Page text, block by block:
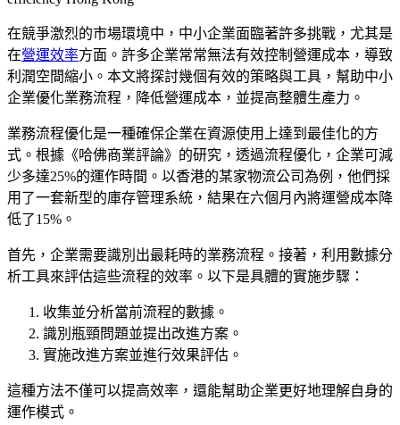
在競爭激烈的市場環境中，中小企業面臨著許多挑戰，尤其是
在營運效率方面。許多企業常常無法有效控制營運成本，導致
利潤空間縮小。本文將探討幾個有效的策略與工具，幫助中小
企業優化業務流程，降低營運成本，並提高整體生產力。
業務流程優化是一種確保企業在資源使用上達到最佳化的方
式。根據《哈佛商業評論》的研究，透過流程優化，企業可減
少多達25%的運作時間。以香港的某家物流公司為例，他們採
用了一套新型的庫存管理系統，結果在六個月內將運營成本降
低了15%。
首先，企業需要識別出最耗時的業務流程。接著，利用數據分
析工具來評估這些流程的效率。以下是具體的實施步驟：
收集並分析當前流程的數據。
識別瓶頸問題並提出改進方案。
實施改進方案並進行效果評估。
這種方法不僅可以提高效率，還能幫助企業更好地理解自身的
運作模式。